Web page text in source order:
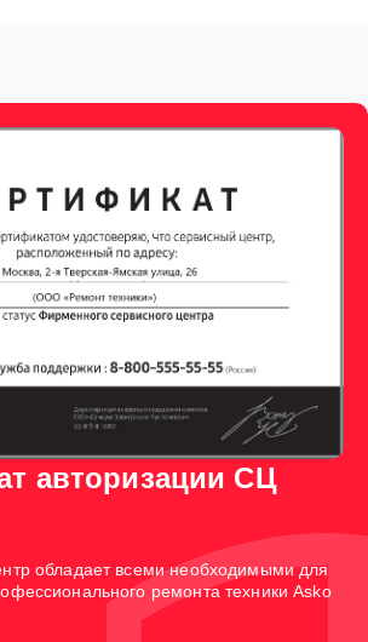
авторизации СЦ
обладает всеми необходимыми для
ремонта техники Asko